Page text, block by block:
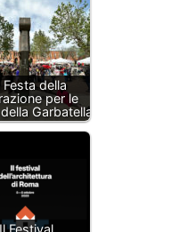
Festa della
per le
Garbatella